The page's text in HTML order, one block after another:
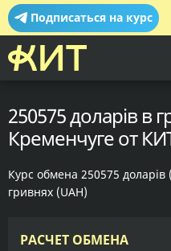
Подписаться на курс
250575 доларів в
Кременчуге от
Курс обмена 250575 доларів
гривнях (UAH)
РАСЧЕТ ОБМЕНА